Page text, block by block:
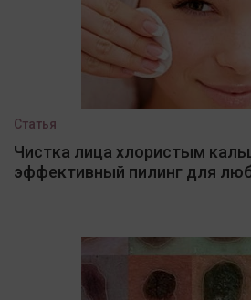
Статья
Чистка лица хлористым
эффективный пилинг для